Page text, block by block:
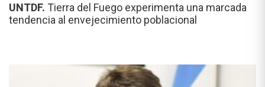
UNTDF. Tierra del Fuego experimenta una marcada
tendencia al envejecimiento poblacional